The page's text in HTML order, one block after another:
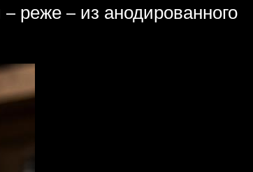
реже – из анодированного